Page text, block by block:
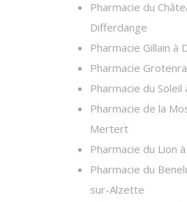
Pharmacie du
Differdange
Pharmacie Gillain à
Pharmacie
Pharmacie du Soleil
Pharmacie de la
Mertert
Pharmacie du Lion
Pharmacie du
sur-Alzette